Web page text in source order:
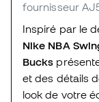
fournisseur
Inspiré par le
Nike NBA
Bucks
et des détails
look de votre